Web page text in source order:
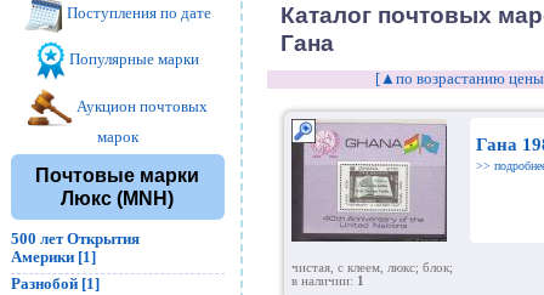
Поступления по дате
Популярные марки
Аукцион почтовых
марок
Почтовые марки
Люкс (MNH)
500 лет Открытия
Америки [1]
Разнобой [1]
Каталог почтовых
Гана
[▲по возрастанию
Гана
>>
чистая, с клеем, люкс; блок;
в наличии: 1